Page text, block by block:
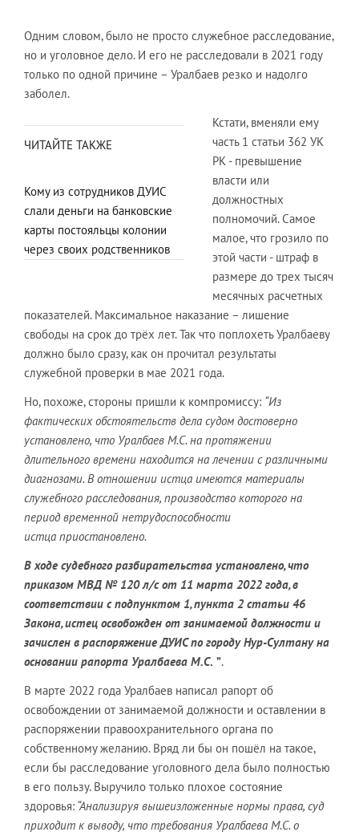
Одним словом, было не просто служебное расследование,
но и уголовное дело. И его не расследовали в 2021 году
только по одной причине – Уралбаев резко и надолго
заболел.
ЧИТАЙТЕ ТАКЖЕ
Кому из сотрудников ДУИС
слали деньги на банковские
карты постояльцы колонии
через своих родственников
Кстати, вменяли ему
часть 1 статьи 362 УК
РК - превышение
власти или
должностных
полномочий. Самое
малое, что грозило по
этой части - штраф в
размере до трех тысяч
месячных расчетных
показателей. Максимальное наказание – лишение
свободы на срок до трёх лет. Так что поплохеть Уралбаеву
должно было сразу, как он прочитал результаты
служебной проверки в мае 2021 года.
Но, похоже, стороны пришли к компромиссу: “Из
фактических обстоятельств дела судом достоверно
установлено, что Уралбаев М.С. на протяжении
длительного времени находится на лечении с различными
диагнозами. В отношении истца имеются материалы
служебного расследования, производство которого на
период временной нетрудоспособности
истца приостановлено.
В ходе судебного разбирательства установлено, что
приказом МВД № 120 л/с от 11 марта 2022 года, в
соответствии с подпунктом 1, пункта 2 статьи 46
Закона, истец освобожден от занимаемой должности и
зачислен в распоряжение ДУИС по городу Нур-Султану на
основании рапорта Уралбаева М.С. ”.
В марте 2022 года Уралбаев написал рапорт об
освобождении от занимаемой должности и оставлении в
распоряжении правоохранительного органа по
собственному желанию. Вряд ли бы он пошёл на такое,
если бы расследование уголовного дела было полностью
в его пользу. Выручило только плохое состояние
здоровья: “Анализируя вышеизложенные нормы права, суд
приходит к выводу, что требования Уралбаева М.С. о